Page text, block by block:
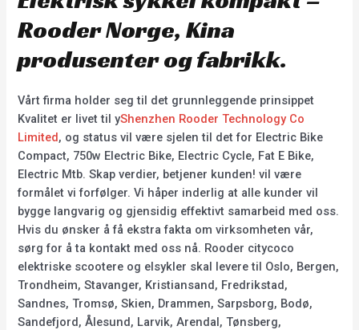
Rooder Norge, Kina
produsenter og fabrikk.
Vårt firma holder seg til det grunnleggende prinsippet
Kvalitet er livet til yShenzhen Rooder Technology Co
Limited, og status vil være sjelen til det for Electric Bike
Compact, 750w Electric Bike, Electric Cycle, Fat E Bike,
Electric Mtb. Skap verdier, betjener kunden! vil være
formålet vi forfølger. Vi håper inderlig at alle kunder vil
bygge langvarig og gjensidig effektivt samarbeid med oss.
Hvis du ønsker å få ekstra fakta om virksomheten vår,
sørg for å ta kontakt med oss nå. Rooder citycoco
elektriske scootere og elsykler skal levere til Oslo, Bergen,
Trondheim, Stavanger, Kristiansand, Fredrikstad,
Sandnes, Tromsø, Skien, Drammen, Sarpsborg, Bodø,
Sandefjord, Ålesund, Larvik, Arendal, Tønsberg,